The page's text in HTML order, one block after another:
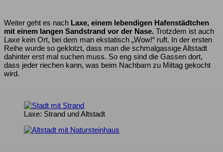
Weiter geht es nach Laxe, einem lebendigen Hafenstädtchen
mit einem langen Sandstrand vor der Nase. Trotzdem ist auch
Laxe kein Ort, bei dem man ekstatisch „Wow!“ ruft. In der ersten
Reihe wurde so geklotzt, dass man die schmalgassige Altstadt
dahinter erst mal suchen muss. So eng sind die Gassen dort,
dass jeder riechen kann, was beim Nachbarn zu Mittag gekocht
wird.
Laxe: Strand und Altstadt